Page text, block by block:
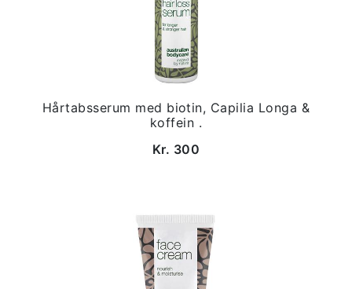
Hårtabsserum med biotin, Capilia Longa &
koffein .
Kr. 300